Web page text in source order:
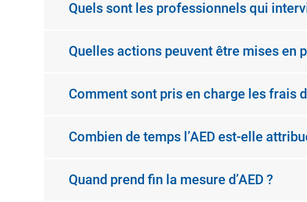
Quels sont les professionnels qui
Quelles actions peuvent être mises en
Comment sont pris en charge les frais
Combien de temps l’AED est-elle
Quand prend fin la mesure d’AED ?